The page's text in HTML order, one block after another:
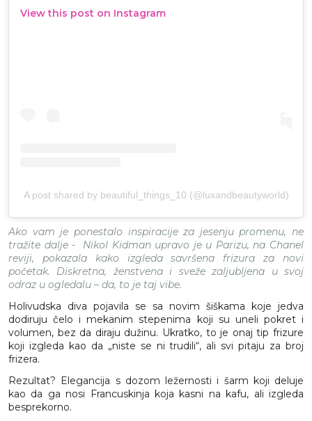
View this post on Instagram
A post shared by beautiful_things_10 (@luxandbeautyworld)
Ako vam je ponestalo inspiracije za jesenju promenu, ne
tražite dalje - Nikol Kidman upravo je u Parizu, na Chanel
reviji, pokazala kako izgleda savršena frizura za novi
početak. Diskretna, ženstvena i sveže zaljubljena u svoj
odraz u ogledalu – da, to je taj vibe.
Holivudska diva pojavila se sa novim šiškama koje jedva
dodiruju čelo i mekanim stepenima koji su uneli pokret i
volumen, bez da diraju dužinu. Ukratko, to je onaj tip frizure
koji izgleda kao da „niste se ni trudili“, ali svi pitaju za broj
frizera.
Rezultat? Elegancija s dozom ležernosti i šarm koji deluje
kao da ga nosi Francuskinja koja kasni na kafu, ali izgleda
besprekorno.